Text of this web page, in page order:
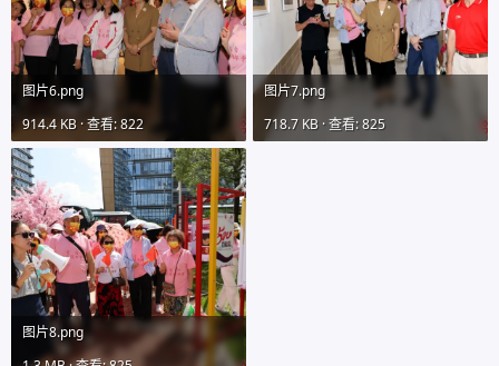
图片6.png
914.4 KB · 查看: 822
图片7.png
718.7 KB · 查看: 825
图片8.png